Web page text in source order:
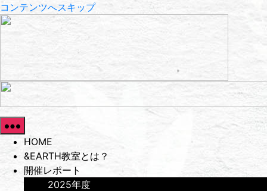
コンテンツへスキップ
HOME
&EARTH教室とは？
開催レポート
2025年度